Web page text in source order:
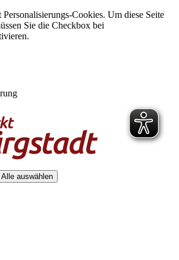
Cookies. Um diese Seite
Sie die Checkbox bei
Alle auswählen